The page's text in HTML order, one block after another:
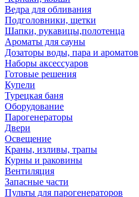
Ведра для обливания
Подголовники, щетки
Шапки, рукавицы,полотенца
Ароматы для сауны
Дозаторы воды, пара и ароматов
Наборы аксессуаров
Готовые решения
Купели
Турецкая баня
Оборудование
Парогенераторы
Двери
Освещение
Краны, изливы, трапы
Курны и раковины
Вентиляция
Запасные части
Пульты для парогенераторов